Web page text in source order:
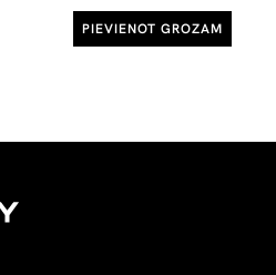
PIEVIENOT GROZAM